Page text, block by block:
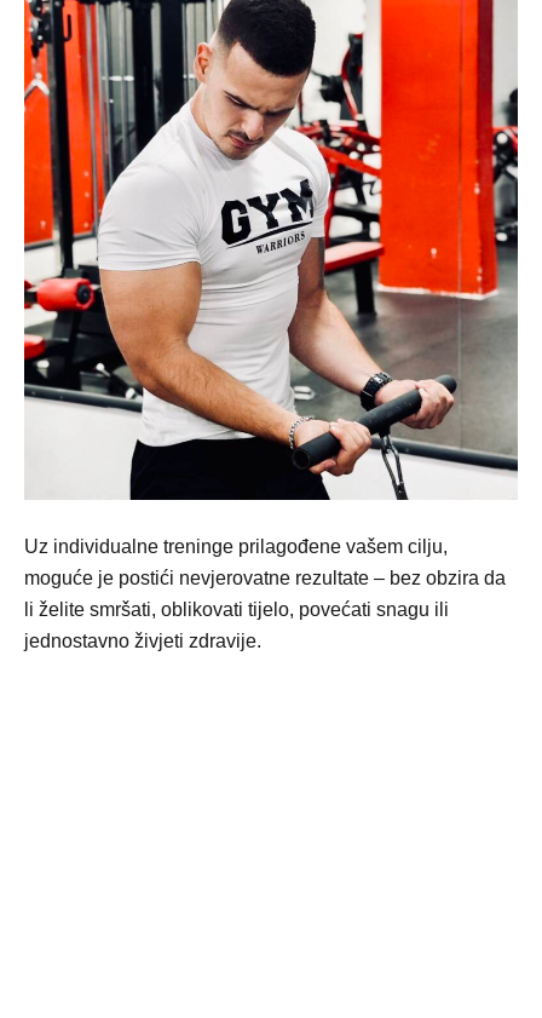
Uz individualne treninge prilagođene vašem cilju,
moguće je postići nevjerovatne rezultate – bez obzira da
li želite smršati, oblikovati tijelo, povećati snagu ili
jednostavno živjeti zdravije.